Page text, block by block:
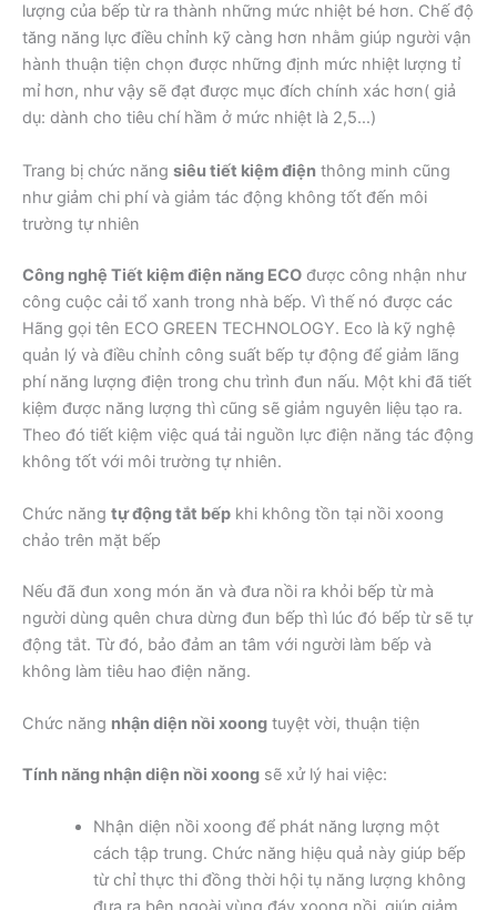
lượng của bếp từ ra thành những mức nhiệt bé hơn. Chế độ
tăng năng lực điều chỉnh kỹ càng hơn nhằm giúp người vận
hành thuận tiện chọn được những định mức nhiệt lượng tỉ
mỉ hơn, như vậy sẽ đạt được mục đích chính xác hơn( giả
dụ: dành cho tiêu chí hầm ở mức nhiệt là 2,5…)
Trang bị chức năng siêu tiết kiệm điện thông minh cũng
như giảm chi phí và giảm tác động không tốt đến môi
trường tự nhiên
Công nghệ Tiết kiệm điện năng ECO được công nhận như
công cuộc cải tổ xanh trong nhà bếp. Vì thế nó được các
Hãng gọi tên ECO GREEN TECHNOLOGY. Eco là kỹ nghệ
quản lý và điều chỉnh công suất bếp tự động để giảm lãng
phí năng lượng điện trong chu trình đun nấu. Một khi đã tiết
kiệm được năng lượng thì cũng sẽ giảm nguyên liệu tạo ra.
Theo đó tiết kiệm việc quá tải nguồn lực điện năng tác động
không tốt với môi trường tự nhiên.
Chức năng tự động tắt bếp khi không tồn tại nồi xoong
chảo trên mặt bếp
Nếu đã đun xong món ăn và đưa nồi ra khỏi bếp từ mà
người dùng quên chưa dừng đun bếp thì lúc đó bếp từ sẽ tự
động tắt. Từ đó, bảo đảm an tâm với người làm bếp và
không làm tiêu hao điện năng.
Chức năng nhận diện nồi xoong tuyệt vời, thuận tiện
Tính năng nhận diện nồi xoong sẽ xử lý hai việc:
Nhận diện nồi xoong để phát năng lượng một
cách tập trung. Chức năng hiệu quả này giúp bếp
từ chỉ thực thi đồng thời hội tụ năng lượng không